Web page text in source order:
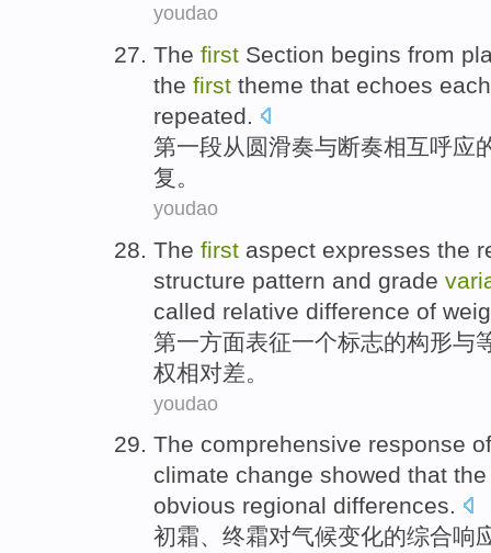
youdao
The first Section begins from
the first theme that echoes each
repeated.
第一段从 圆滑奏与断奏相互呼应
复。
youdao
The first aspect expresses the
structure pattern and grade
called relative difference of
第一方面表征一个标志的构形与
权相对差 。
youdao
The comprehensive response of
climate change showed that
obvious regional differences.
初霜、终霜对气候变化的综合响